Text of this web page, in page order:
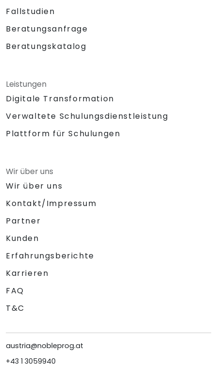
Fallstudien
Beratungsanfrage
Beratungskatalog
Leistungen
Digitale Transformation
Verwaltete Schulungsdienstleistung
Plattform für Schulungen
Wir über uns
Wir über uns
Kontakt/Impressum
Partner
Kunden
Erfahrungsberichte
Karrieren
FAQ
T&C
austria@nobleprog.at
+43 1 3059940